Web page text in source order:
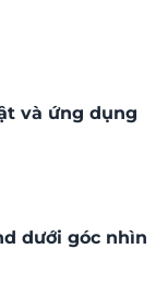
và ứng dụng
dưới góc nhìn